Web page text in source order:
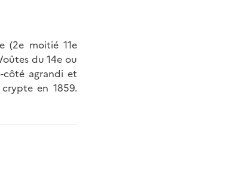
(2e moitié 11e
du 14e ou
côté agrandi et
en 1859.